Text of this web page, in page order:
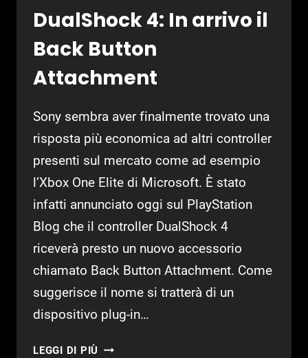
DualShock 4: In arrivo il
Back Button
Attachment
Sony sembra aver finalmente trovato una
risposta più economica ad altri controller
presenti sul mercato come ad esempio
l’Xbox One Elite di Microsoft. È stato
infatti annunciato oggi sul PlayStation
Blog che il controller DualShock 4
riceverà presto un nuovo accessorio
chiamato Back Button Attachment. Come
suggerisce il nome si tratterà di un
dispositivo plug-in…
LEGGI DI PIÙ DUALSHOCK